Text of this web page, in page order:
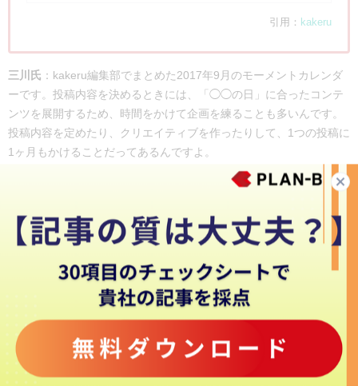
引用： kakeru
三川氏 ：kakeru編集部でまとめた2017年9月のモーメントカレンダ
ーです。投稿内容を決めるときには、「◯◯の日」に合ったコンテ
ンツを展開するため、時間をかけて企画を練ることも多いんです。
投稿内容を定めたり、クリエイティブを作ったりして、1つの投稿に
1ヶ月もかけることだってあるんですよ。
たら、入念な準備が必要なのですね。
ようとすると、とてもハードルが上がります。だからこそ、それを
しっかり実践できている企業は、Twitterの運用で他社と差別化を図
ることができているんです。ユーザーが関心のあることを理解する
ためには、ユーザー視点で物事を見るようにしましょう。やり方は
人それぞれ。私は、ユーザーの立場に立つために、複数のTwitterア
カウントを使っています。Twitterの運用は今からでも遅くはありま